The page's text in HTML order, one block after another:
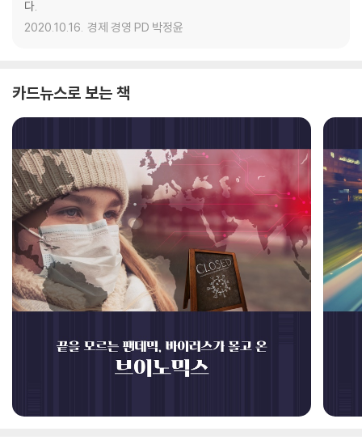
다.
2020.10.16. 경제 경영 PD 박정윤
카드뉴스로 보는 책